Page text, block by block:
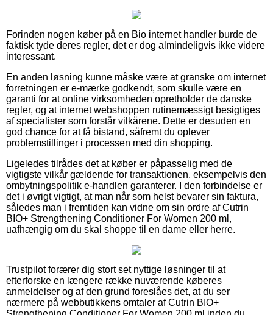
Forinden nogen køber på en Bio internet handler burde de
faktisk tyde deres regler, det er dog almindeligvis ikke videre
interessant.
En anden løsning kunne måske være at granske om internet
forretningen er e-mærke godkendt, som skulle være en
garanti for at online virksomheden opretholder de danske
regler, og at internet webshoppen rutinemæssigt besigtiges
af specialister som forstår vilkårene. Dette er desuden en
god chance for at få bistand, såfremt du oplever
problemstillinger i processen med din shopping.
Ligeledes tilrådes det at køber er påpasselig med de
vigtigste vilkår gældende for transaktionen, eksempelvis den
ombytningspolitik e-handlen garanterer. I den forbindelse er
det i øvrigt vigtigt, at man når som helst bevarer sin faktura,
således man i fremtiden kan vidne om sin ordre af Cutrin
BIO+ Strengthening Conditioner For Women 200 ml,
uafhængig om du skal shoppe til en dame eller herre.
Trustpilot forærer dig stort set nyttige løsninger til at
efterforske en længere række nuværende køberes
anmeldelser og af den grund foreslåes det, at du ser
nærmere på webbutikkens omtaler af Cutrin BIO+